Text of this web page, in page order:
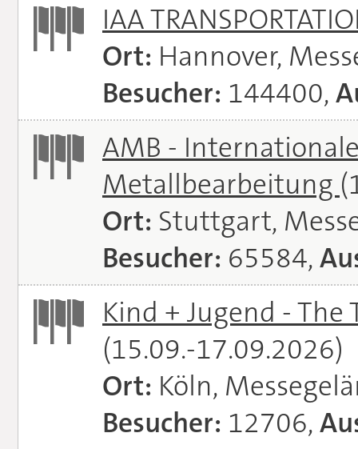
IAA
Ort: Hannover,
Besucher: 144400,
AMB -
Metallbearbeitung
Ort: Stuttgart,
Besucher: 65584,
Kind + Jugend - The
(15.09.-17.09.2026)
Ort: Köln,
Besucher: 12706,